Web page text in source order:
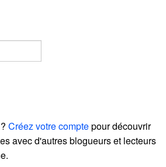
Créez votre comptepour découvrir
avec d'autres blogueurs et lecteurs